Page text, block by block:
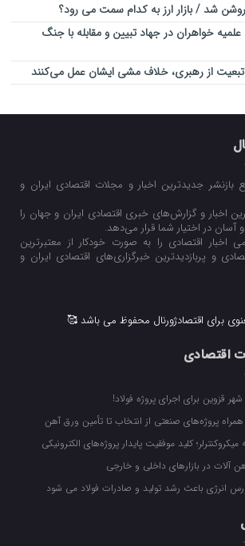
شد / بازار ارز به کدام سمت می رود؟
خواهران در جهاد تبیین و مقابله با جنگ
تبعیت از رهبری، خلاف مشی ایشان عمل می‌کنند
بازنشر جدیدترین اخبار و مجلات اقتصادی ایران و
اخبار و گزارش‌های خبری اقتصادی ایران و جهان را
در اختیار شما قرار می‌‌دهد.
اخبار اقتصادی را به صورت خودکار از معتبرترین
و پربازدیدترین خبرگزاری‌های اقتصادی ایران و
برای اقتصادژورنال محفوظ می باشد 🥰
اقتصادی
قزوین برای اجرای پروژه فولاد!
همراه پروژه‌های صنعتی از انتخاب تا تأمین ورق آهن
کلید موفقیت پایدار پروژه‌های الکترونیکی
در بازارهای داخلی و خارجی
انرژی باعث رشد تولید و صادرات فولاد می شود